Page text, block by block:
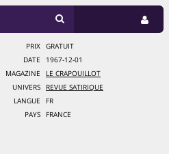
PRIX
GRATUIT
DATE
1967-12-01
MAGAZINE
LE CRAPOUILLOT
UNIVERS
REVUE SATIRIQUE
LANGUE
FR
PAYS
FRANCE